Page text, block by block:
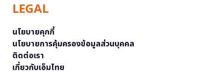
LEGAL
นโยบายคุกกี้
นโยบายการคุ้มครองข้อมูลส่วนบุคคล
ติดต่อเรา
เกี่ยวกับเอ็มไทย